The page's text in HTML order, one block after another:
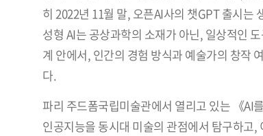
히 2022년 11월 말, 오픈AI사의 챗GPT 출시는
성형 AI는 공상과학의 소재가 아닌, 일상적인
계 안에서, 인간의 경험 방식과 예술가의 창작
다.
파리 주드폼국립미술관에서 열리고 있는 《AI
인공지능을 동시대 미술의 관점에서 탐구하고